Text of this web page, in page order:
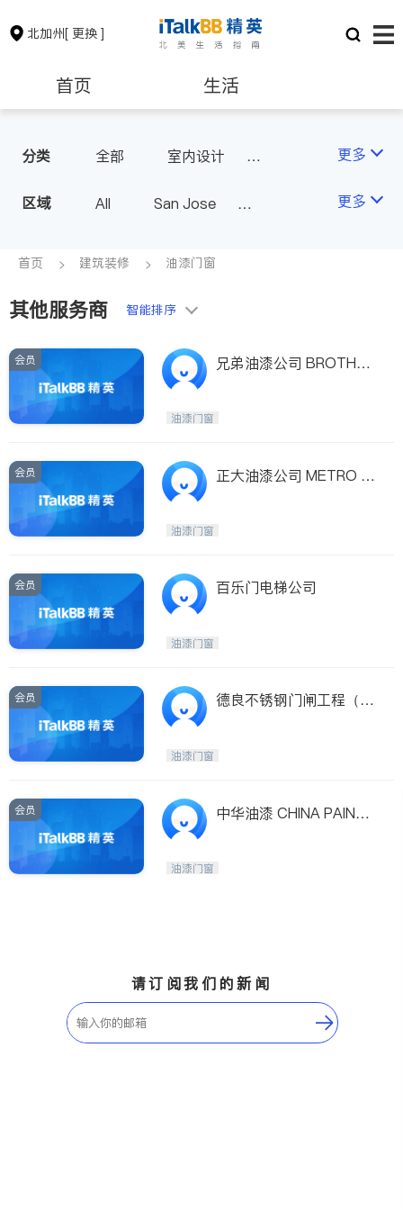
北加州[ 更换 ]
首页 生活
保险理财 房地产租售
银行贷款 会计师
建筑装修
非盈利组织
分类 全部
室内设计
地板建材
室内装修
更多
区域 All
San Jose
Fremont & Oakland
更多
首页 建筑装修 油漆门窗
其他服务商 智能排序
会员
兄弟油漆公司 BROTHER
油漆门窗
会员
正大油漆公司 METRO P
油漆门窗
会员 百乐门电梯公司
油漆门窗
会员
德良不锈钢门闸工程（旧
油漆门窗
会员
中华油漆 CHINA PAINTI
油漆门窗
请订阅我们的新闻